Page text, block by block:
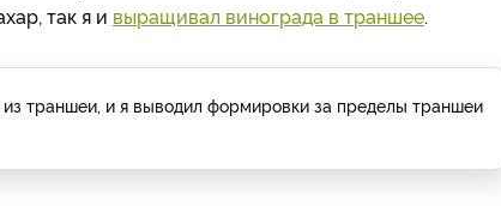
так я и выращивал винограда в траншее.
траншеи, и я выводил формировки за пределы траншеи